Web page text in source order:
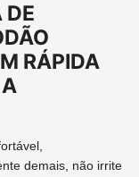
DE
RÁPIDA
demais, não irrite